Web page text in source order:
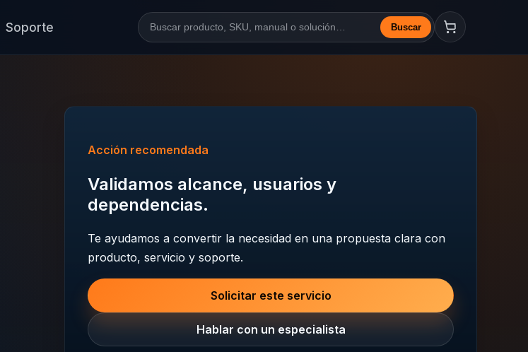
Soporte Buscar en la web Buscar
Acción recomendada
Validamos alcance, usuarios y
dependencias.
Te ayudamos a convertir la necesidad en una propuesta clara con
producto, servicio y soporte.
Solicitar este servicio
Hablar con un especialista